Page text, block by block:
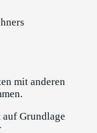
mit anderen
Grundlage